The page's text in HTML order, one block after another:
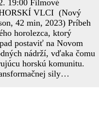
19:00 Filmové
HORSKÍ VLCI (Nový
42 min, 2023) Príbeh
horolezca, ktorý
postaviť na Novom
nádrží, vďaka čomu
horskú komunitu.
sily…